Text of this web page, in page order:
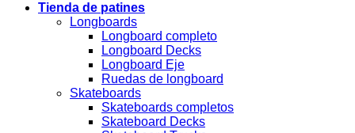
Tienda de patines
Longboards
Longboard completo
Longboard Decks
Longboard Eje
Ruedas de longboard
Skateboards
Skateboards completos
Skateboard Decks